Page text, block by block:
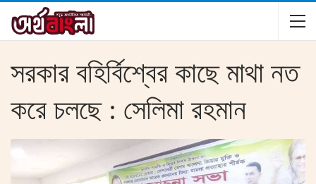
সরকার বহির্বিশ্বের কাছে মাথা নত
করে চলছে : সেলিমা রহমান